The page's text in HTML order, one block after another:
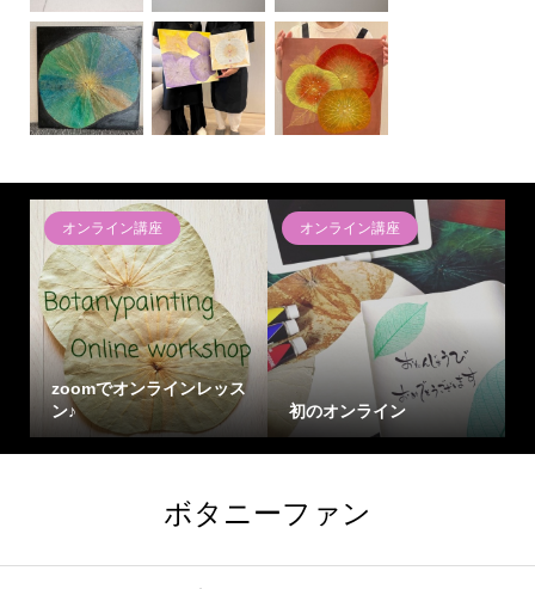
オンライン講座
zoomでオンラインレッス
ン♪
オンライン講座
初のオンライン
ボタニーファン